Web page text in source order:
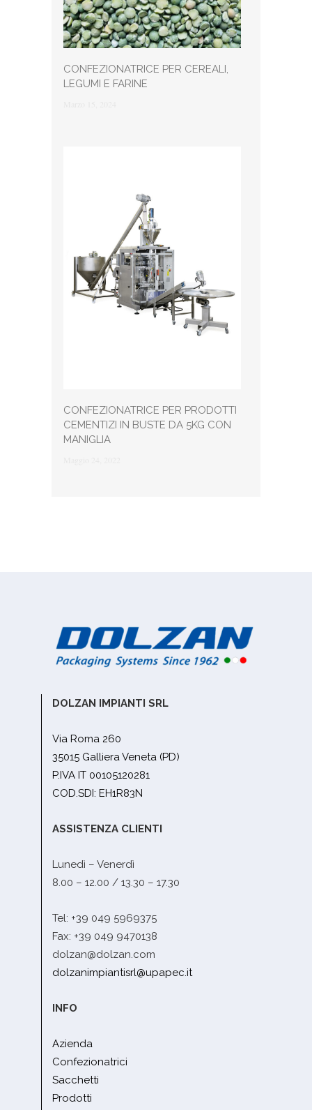
CONFEZIONATRICE PER CEREALI,
LEGUMI E FARINE
CONFEZIONATRICE PER PRODOTTI
CEMENTIZI IN BUSTE DA 5KG CON
MANIGLIA
DOLZAN IMPIANTI SRL
Via Roma 260
35015 Galliera Veneta (PD)
P.IVA IT 00105120281
COD.SDI: EH1R83N
ASSISTENZA CLIENTI
Lunedì – Venerdì
8.00 – 12.00 / 13.30 – 17.30
Tel: +39 049 5969375
Fax: +39 049 9470138
dolzan@dolzan.com
dolzanimpiantisrl@upapec.it
INFO
Azienda
Confezionatrici
Sacchetti
Prodotti